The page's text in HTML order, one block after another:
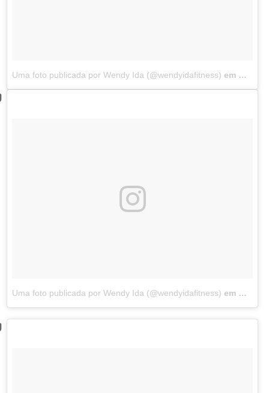
Uma foto publicada por Wendy Ida (@wendyidafitness) em Mar
Uma foto publicada por Wendy Ida (@wendyidafitness) em Mar 7,